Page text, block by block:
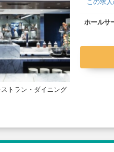
トラン・ダイニング
ホールサ